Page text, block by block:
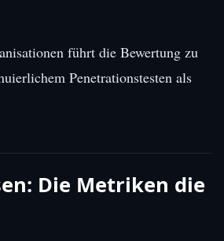
führt die Bewertung zu
Penetrationstesten als
Die Metriken die